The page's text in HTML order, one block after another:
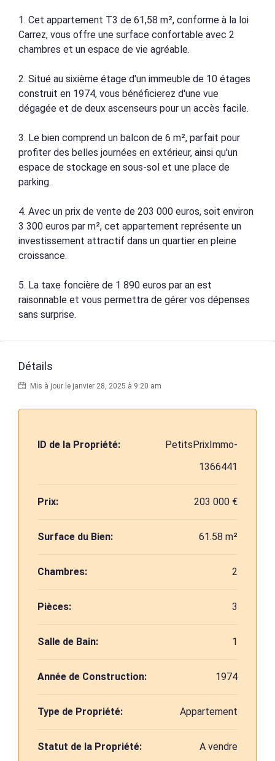
1. Cet appartement T3 de 61,58 m², conforme à la loi
Carrez, vous offre une surface confortable avec 2
chambres et un espace de vie agréable.
2. Situé au sixième étage d'un immeuble de 10 étages
construit en 1974, vous bénéficierez d'une vue
dégagée et de deux ascenseurs pour un accès facile.
3. Le bien comprend un balcon de 6 m², parfait pour
profiter des belles journées en extérieur, ainsi qu'un
espace de stockage en sous-sol et une place de
parking.
4. Avec un prix de vente de 203 000 euros, soit environ
3 300 euros par m², cet appartement représente un
investissement attractif dans un quartier en pleine
croissance.
5. La taxe foncière de 1 890 euros par an est
raisonnable et vous permettra de gérer vos dépenses
sans surprise.
Détails
Mis à jour le janvier 28, 2025 à 9:20 am
ID de la Propriété:
PetitsPrixImmo-
1366441
Prix: 203 000 €
Surface du Bien: 61.58 m²
Chambres: 2
Pièces: 3
Salle de Bain: 1
Année de Construction: 1974
Type de Propriété: Appartement
Statut de la Propriété: A vendre